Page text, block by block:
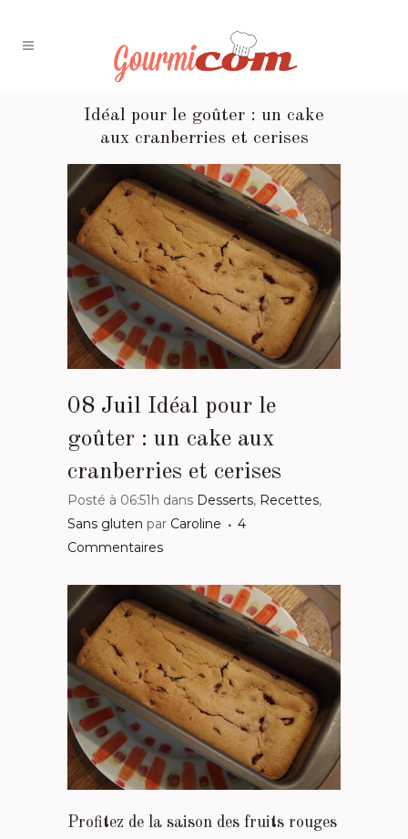
Idéal pour le goûter : un cake
aux cranberries et cerises
08 Juil Idéal pour le
goûter : un cake aux
cranberries et cerises
Posté à 06:51h dans Desserts, Recettes,
Sans gluten par Caroline
4
Commentaires
Profitez de la saison des fruits rouges